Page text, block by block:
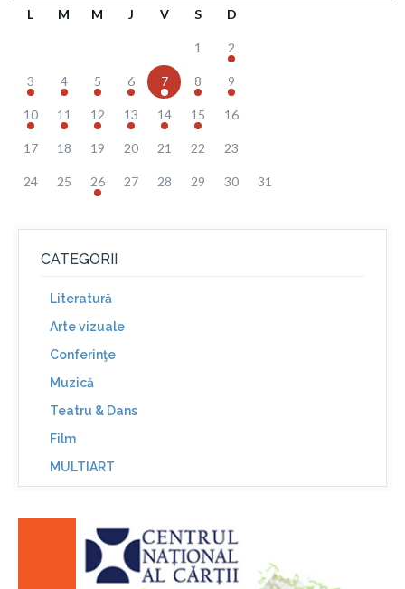
L M M J V S D
1 2
3 4 5 6 7 8 9
10 11 12 13 14 15 16
17 18 19 20 21 22 23
24 25 26 27 28 29 30 31
CATEGORII
Literatură
Arte vizuale
Conferinţe
Muzică
Teatru & Dans
Film
MULTIART